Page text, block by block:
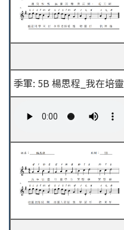
季軍: 5B 楊思程_我在培靈